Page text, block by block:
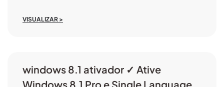
VISUALIZAR >
windows 8.1 ativador ✓ Ative
Windows 8.1 Pro e Single Language